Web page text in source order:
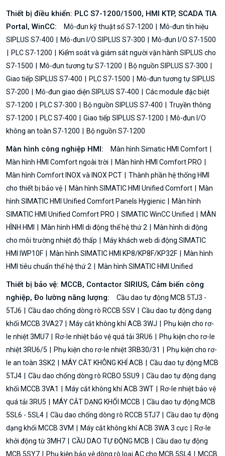
Thiết bị điều khiển: PLC S7-1200/1500, HMI KTP, SCADA TIA
Portal, WinCC:
Mô-đun kỹ thuật số S7-1200
Mô-đun tín hiệu
SIPLUS S7-400
Mô-đun I/O SIPLUS S7-300
Mô-đun I/O S7-1500
PLC S7-1200
Kiểm soát và giám sát người vận hành SIPLUS cho
S7-1500
Mô-đun tương tự S7-1200
Bộ nguồn SIPLUS S7-300
Giao tiếp SIPLUS S7-400
PLC S7-1500
Mô-đun tương tự SIPLUS
S7-200
Mô-đun giao diện SIPLUS S7-400
Các module đặc biệt
S7-1200
PLC S7-300 Bộ nguồn SIPLUS S7-400
Truyền thông
S7-1200
PLC S7-400 Giao tiếp SIPLUS S7-1200
Mô-đun I/O
không an toàn S7-1200
Bộ nguồn S7-1200
Màn hình công nghiệp HMI:
Màn hình Simatic HMI Comfort
Màn hình HMI Comfort ngoài trời
Màn hình HMI Comfort PRO
Màn hình Comfort INOX và INOX PCT
Thành phần hệ thống HMI
cho thiết bị bảo vệ
Màn hình SIMATIC HMI Unified Comfort
Màn
hình SIMATIC HMI Unified Comfort Panels Hygienic
Màn hình
SIMATIC HMI Unified Comfort PRO
SIMATIC WinCC Unified
MÀN
HÌNH HMI
Màn hình HMI di động thế hệ thứ 2
Màn hình di động
cho môi trường nhiệt độ thấp
Máy khách web di động SIMATIC
HMI IWP10F
Màn hình SIMATIC HMI KP8/KP8F/KP32F
Màn hình
HMI tiêu chuẩn thế hệ thứ 2
Màn hình SIMATIC HMI Unified
Thiết bị bảo vệ: MCCB, Contactor SIRIUS, Cảm biến công
nghiệp, Đo lường năng lượng:
Cầu dao tự động MCB 5TJ3 -
5TJ6
Cầu dao chống dòng rò RCCB 5SV
Cầu dao tự động dạng
khối MCCB 3VA27
Máy cắt không khí ACB 3WJ
Phụ kiện cho rơ-
le nhiệt 3MU7
Rơ-le nhiệt bảo vệ quá tải 3RU6
Phụ kiện cho rơ-le
nhiệt 3RU6/5
Phụ kiện cho rơ-le nhiệt 3RB30/31
Phụ kiện cho rơ-
le an toàn 3SK2
MÁY CẮT KHÔNG KHÍ ACB
Cầu dao tự động MCB
5TJ4
Cầu dao chống dòng rò RCBO 5SU9
Cầu dao tự động dạng
khối MCCB 3VA1
Máy cắt không khí ACB 3WT
Rơ-le nhiệt bảo vệ
quá tải 3RU5
MÁY CẮT DẠNG KHỐI MCCB
Cầu dao tự động MCB
5SL6 - 5SL4
Cầu dao chống dòng rò RCCB 5TJ7
Cầu dao tự động
dạng khối MCCB 3VM
Máy cắt không khí ACB 3WA 3 cực
Rơ-le
khởi động từ 3MH7
CẦU DAO TỰ ĐỘNG MCB
Cầu dao tự động
MCB 5SY7
Phụ kiện bảo vệ dòng rò loại AC cho MCB 5SL4
MCCB